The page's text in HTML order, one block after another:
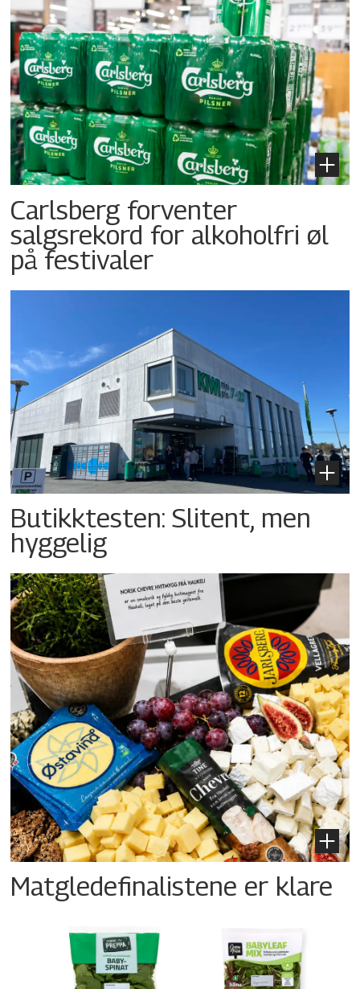
Carlsberg forventer
salgsrekord for alkoholfri øl
på festivaler
Butikktesten: Slitent, men
hyggelig
Matgledefinalistene er klare